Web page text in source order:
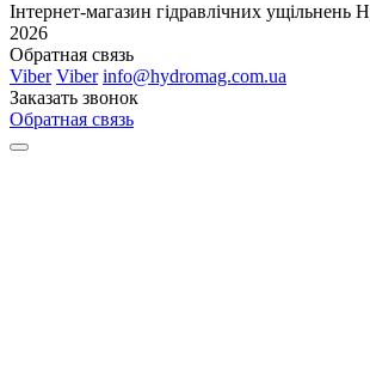
Інтернет-магазин гідравлічних ущільнень
2026
Обратная связь
Viber Viber info@hydromag.com.ua
Заказать звонок
Обратная связь